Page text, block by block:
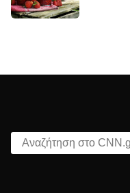
Αναζήτηση στο CNN.gr